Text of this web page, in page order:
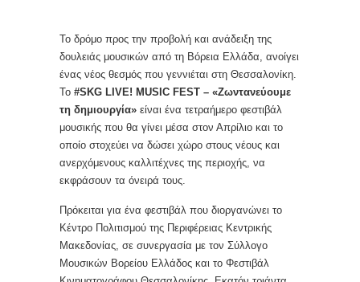
Το δρόμο προς την προβολή και ανάδειξη της
δουλειάς μουσικών από τη Βόρεια Ελλάδα, ανοίγει
ένας νέος θεσμός που γεννιέται στη Θεσσαλονίκη.
Το #SKG LIVE! MUSIC FEST – «Ζωντανεύουμε
τη δημιουργία» είναι ένα τετραήμερο φεστιβάλ
μουσικής που θα γίνει μέσα στον Απρίλιο και το
οποίο στοχεύει να δώσει χώρο στους νέους και
ανερχόμενους καλλιτέχνες της περιοχής, να
εκφράσουν τα όνειρά τους.
Πρόκειται για ένα φεστιβάλ που διοργανώνει το
Κέντρο Πολιτισμού της Περιφέρειας Κεντρικής
Μακεδονίας, σε συνεργασία με τον Σύλλογο
Μουσικών Βορείου Ελλάδος και το Φεστιβάλ